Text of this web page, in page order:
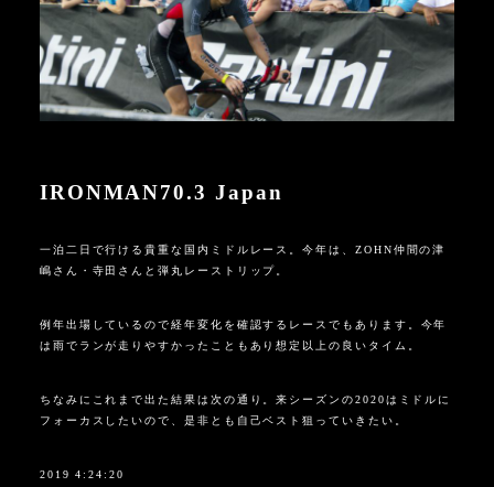
IRONMAN70.3 Japan
一泊二日で行ける貴重な国内ミドルレース。今年は、 ZOHN仲間の津
嶋さん・寺田さんと弾丸レーストリップ。
例年出場しているので経年変化を確認するレースでもあります。今年
は雨でランが走りやすかったこともあり想定以上の良いタイム。
ちなみにこれまで出た結果は次の通り。来シーズンの2020はミドルに
フォーカスしたいので、是非とも自己ベスト狙っていきたい。
2019 4:24:20